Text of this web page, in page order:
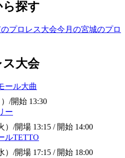
ら探す
プロレス大会今月の宮城のプロ
ス大会
ール大曲
/開始 13:30
ー
） /開場 13:15 / 開始 14:00
ルTETTO
） /開場 17:15 / 開始 18:00